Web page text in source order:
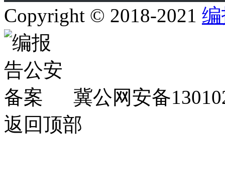
Copyright © 2018-2021
冀公网安备
返回顶部